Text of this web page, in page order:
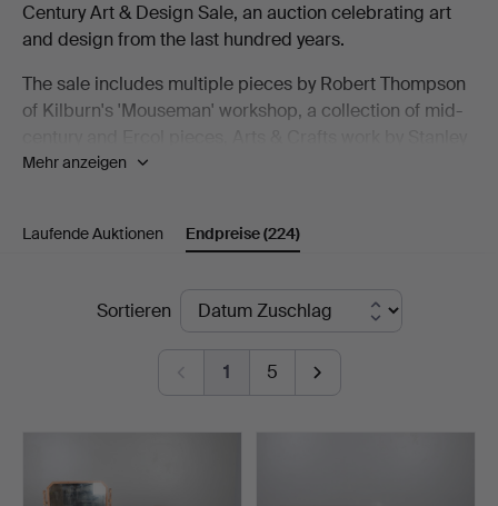
Century Art & Design Sale, an auction celebrating art
and design from the last hundred years.
The sale includes multiple pieces by Robert Thompson
of Kilburn's 'Mouseman' workshop, a collection of mid-
Webb Davies and Art Deco design. As well as furniture
Goldscheider Vienna figure.
The auction also includes a strong studio pottery
collection, with works by Richard Batterham, Rupert
others, alongside sculptures by Ralph Brown RA,
Sophie Ryder, Guy Taplin and Sokari Douglas Camp.
The paintings and works on paper includes works by Sir
Duncan Grant, Josef Herman, Roger de Grey RA and
Mehr anzeigen
Laufende Auktionen Endpreise(224)
EndpreiseSortieren
1 5